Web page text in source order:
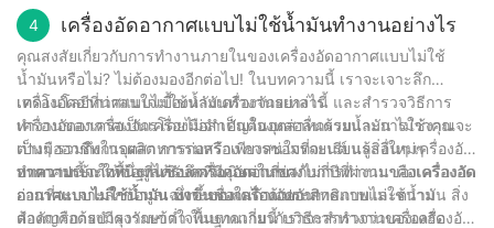
เหนือกว่าให้กับลูกค้า
จากเครื่องอัดอากาศแบบไร้น้ำมัน ด้วยประสบการณ์ 30 ปีใน
อุตสาหกรรมนี้ เราเข้าใจถึงความสำคัญของการใช้อุปกรณ์ที่เหมาะสม
สำหรับการดำเนินงานของคุณ การลงทุนในเครื่องอัดอากาศไร้น้ำมัน
เป็นการตัดสินใจที่ชาญฉลาดที่สามารถส่งผลเชิงบวกต่อธุรกิจของคุณ
ในระยะยาว เราหวังว่าบทความนี้จะให้ข้อมูลเชิงลึกอันมีค่าแก่คุณ
เกี่ยวกับวิธีใช้เครื่องอัดอากาศไร้น้ำมันอย่างมีประสิทธิภาพ และใช้
ประโยชน์จากความสามารถให้เกิดประโยชน์สูงสุด
4 เครื่องอัดอากาศแบบไม่ใช้น้ำมันทำงานอย่างไร
คุณสงสัยเกี่ยวกับการทำงานภายในของเครื่องอัดอากาศแบบไม่ใช้
น้ำมันหรือไม่? ไม่ต้องมองอีกต่อไป! ในบทความนี้ เราจะเจาะลึก
เทคโนโลยีที่น่าสนใจเบื้องหลังเครื่องจักรเหล่านี้ และสำรวจวิธีการ
ทำงานของเครื่องจักรโดยไม่จำเป็นต้องหล่อลื่นด้วยน้ำมัน ไม่ว่าคุณจะ
เป็นมืออาชีพในอุตสาหกรรมหรือเพียงสนใจที่จะเรียนรู้สิ่งใหม่ๆ
บทความนี้จะให้ข้อมูลเชิงลึกที่มีคุณค่าเกี่ยวกับการทำงานของเครื่องอัด
อากาศแบบไม่ใช้น้ำมัน มาค้นพบกลไกด้วยกัน!
เครื่องอัดอากาศแบบไม่ใช้น้ำมันทำงานอย่างไร
เครื่องอัดอากาศเป็นเครื่องมือสำคัญในอุตสาหกรรมและการใช้งาน
ต่างๆ รวมถึงการผลิต การก่อสร้าง การซ่อมรถยนต์ และอื่นๆ เครื่องอัด
อากาศประเภทหนึ่งที่ได้รับความนิยมในช่วงไม่กี่ปีที่ผ่านมาคือเครื่องอัด
อากาศแบบไม่ใช้น้ำมัน ซึ่งขึ้นชื่อในด้านประสิทธิภาพและความ
ต้องการการบำรุงรักษาต่ำ ในบทความนี้ เราจะสำรวจว่าเครื่องอัด
ทำความเข้าใจพื้นฐานของเครื่องอัดอากาศ
ก่อนที่จะเจาะลึกข้อมูลเฉพาะของเครื่องอัดอากาศแบบไม่ใช้น้ำมัน สิ่ง
สำคัญคือต้องมีความเข้าใจพื้นฐานเกี่ยวกับวิธีการทำงานของเครื่องอัด